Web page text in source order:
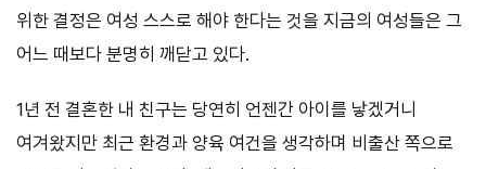
위한 결정은 여성 스스로 해야 한다는 것을 지금의 여성들은 그
어느 때보다 분명히 깨닫고 있다.
1년 전 결혼한 내 친구는 당연히 언젠간 아이를 낳겠거니
여겨왔지만 최근 환경과 양육 여건을 생각하며 비출산 쪽으로